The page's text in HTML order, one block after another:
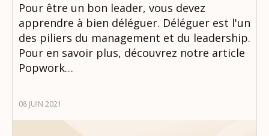
Pour être un bon leader, vous devez
apprendre à bien déléguer. Déléguer est l'un
des piliers du management et du leadership.
Pour en savoir plus, découvrez notre article
Popwork…
08 JUIN 2021